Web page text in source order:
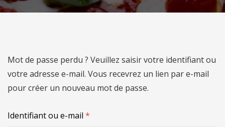
Mot de passe perdu ? Veuillez saisir votre identifiant ou
votre adresse e-mail. Vous recevrez un lien par e-mail
pour créer un nouveau mot de passe.
Identifiant ou e-mail *